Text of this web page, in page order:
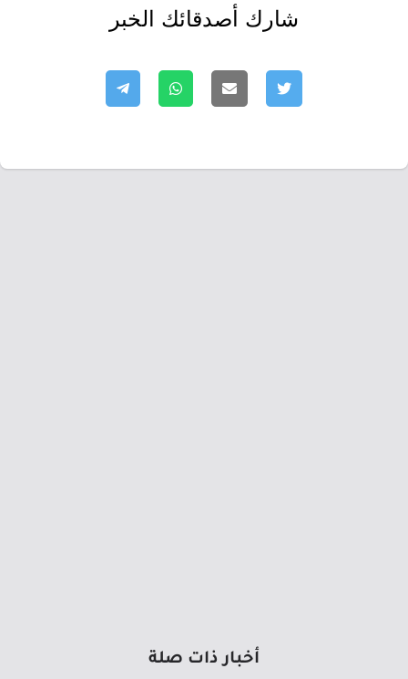
شارك أصدقائك الخبر
أخبار ذات صلة